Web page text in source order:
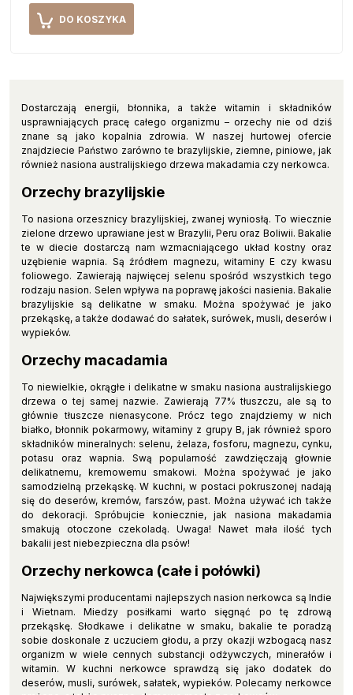
DO KOSZYKA
Dostarczają energii, błonnika, a także witamin i składników
usprawniających pracę całego organizmu – orzechy nie od dziś
znane są jako kopalnia zdrowia. W naszej hurtowej ofercie
znajdziecie Państwo zarówno te brazylijskie, ziemne, piniowe, jak
również nasiona australijskiego drzewa makadamia czy nerkowca.
Orzechy brazylijskie
To nasiona orzesznicy brazylijskiej, zwanej wyniosłą. To wiecznie
zielone drzewo uprawiane jest w Brazylii, Peru oraz Boliwii. Bakalie
te w diecie dostarczą nam wzmacniającego układ kostny oraz
uzębienie wapnia. Są źródłem magnezu, witaminy E czy kwasu
foliowego. Zawierają najwięcej selenu spośród wszystkich tego
rodzaju nasion. Selen wpływa na poprawę jakości nasienia. Bakalie
brazylijskie są delikatne w smaku. Można spożywać je jako
przekąskę, a także dodawać do sałatek, surówek, musli, deserów i
wypieków.
Orzechy macadamia
To niewielkie, okrągłe i delikatne w smaku nasiona australijskiego
drzewa o tej samej nazwie. Zawierają 77% tłuszczu, ale są to
głównie tłuszcze nienasycone. Prócz tego znajdziemy w nich
białko, błonnik pokarmowy, witaminy z grupy B, jak również sporo
składników mineralnych: selenu, żelaza, fosforu, magnezu, cynku,
potasu oraz wapnia. Swą popularność zawdzięczają głownie
delikatnemu, kremowemu smakowi. Można spożywać je jako
samodzielną przekąskę. W kuchni, w postaci pokruszonej nadają
się do deserów, kremów, farszów, past. Można używać ich także
do dekoracji. Spróbujcie koniecznie, jak nasiona makadamia
smakują otoczone czekoladą. Uwaga! Nawet mała ilość tych
bakalii jest niebezpieczna dla psów!
Orzechy nerkowca (całe i połówki)
Największymi producentami najlepszych nasion nerkowca są Indie
i Wietnam. Miedzy posiłkami warto sięgnąć po tę zdrową
przekąskę. Słodkawe i delikatne w smaku, bakalie te poradzą
sobie doskonale z uczuciem głodu, a przy okazji wzbogacą nasz
organizm w wiele cennych substancji odżywczych, minerałów i
witamin. W kuchni nerkowce sprawdzą się jako dodatek do
deserów, musli, surówek, sałatek, wypieków. Polecamy nerkowce